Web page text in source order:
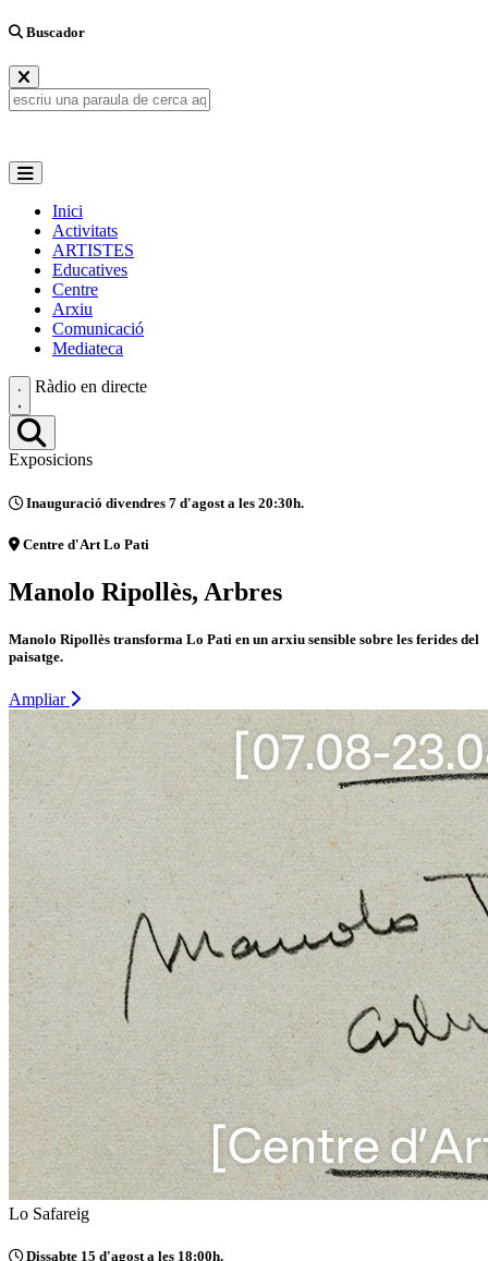
Buscador
Inici
Activitats
ARTISTES
Educatives
Centre
Arxiu
Comunicació
Mediateca
Ràdio en directe
Exposicions
Inauguració divendres 7 d'agost a les 20:30h.
Centre d'Art Lo Pati
Manolo Ripollès, Arbres
Manolo Ripollès transforma Lo Pati en un arxiu sensible sobre les ferides del
paisatge.
Ampliar
Lo Safareig
Dissabte 15 d'agost a les 18:00h.